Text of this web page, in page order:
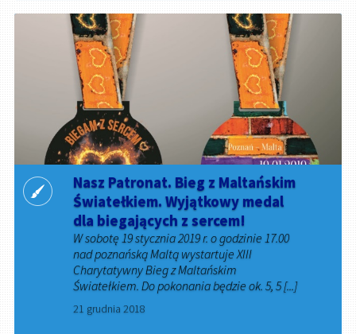
Nasz Patronat. Bieg z Maltańskim
Światełkiem. Wyjątkowy medal
dla biegających z sercem!
W sobotę 19 stycznia 2019 r. o godzinie 17.00
nad poznańską Maltą wystartuje XIII
Charytatywny Bieg z Maltańskim
Światełkiem. Do pokonania będzie ok. 5, 5 [...]
21 grudnia 2018